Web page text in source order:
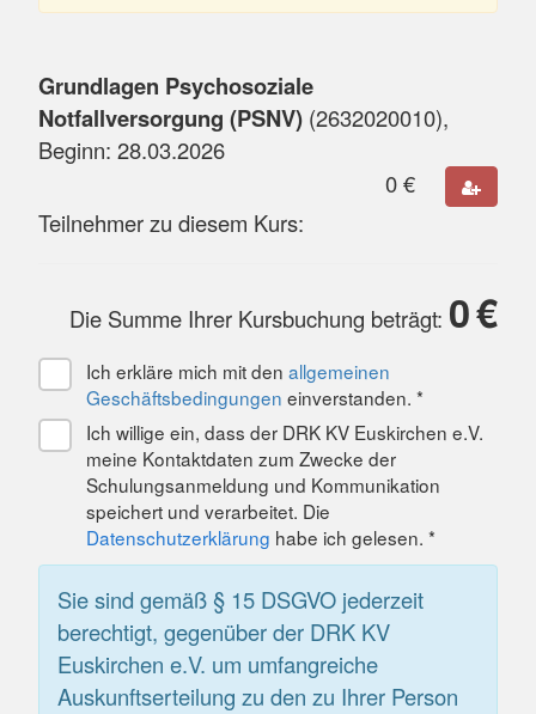
Grundlagen Psychosoziale
Notfallversorgung (PSNV) (2632020010),
Beginn: 28.03.2026
0€
Teilnehmer zu diesem Kurs:
Die Summe Ihrer Kursbuchung beträgt: 0€
Ich erkläre mich mit den allgemeinen
Geschäftsbedingungen einverstanden. *
Ich willige ein, dass der DRK KV Euskirchen e.V.
meine Kontaktdaten zum Zwecke der
Schulungsanmeldung und Kommunikation
speichert und verarbeitet. Die
Datenschutzerklärung habe ich gelesen. *
Sie sind gemäß § 15 DSGVO jederzeit
berechtigt, gegenüber der DRK KV
Euskirchen e.V. um umfangreiche
Auskunftserteilung zu den zu Ihrer Person